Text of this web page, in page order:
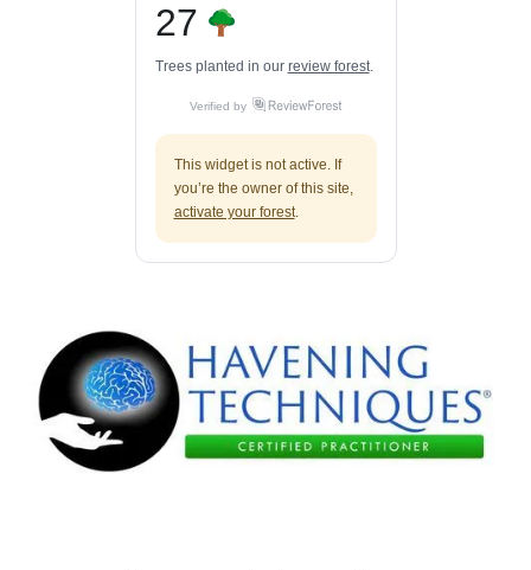
27
Trees planted in our review forest.
Verified by
This widget is not active. If
you’re the owner of this site,
activate your forest.